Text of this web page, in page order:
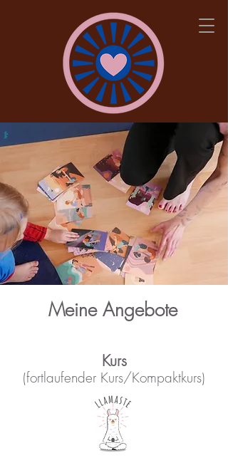
Meine Angebote
Kurs
(fortlaufender Kurs/Kompaktkurs)